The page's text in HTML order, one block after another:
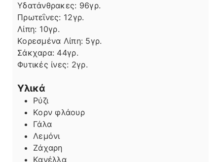
Υδατάνθρακες: 96γρ.
Πρωτεΐνες: 12γρ.
Λίπη
Λίπη: 10γρ.
Κορεσμένα Λίπη: 5γρ.
Σάκχαρα: 44γρ.
Φυτικές ίνες: 2γρ.
Υλικά
Ρύζι
Κορν φλάουρ
Γάλα
Λεμόνι
Ζάχαρη
Κανέλλα